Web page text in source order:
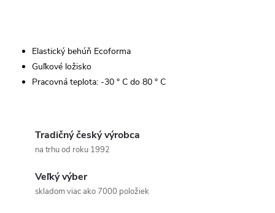
Elastický behúň Ecoforma
Guľkové ložisko
Pracovná teplota: -30 ° C do 80 ° C
Tradičný český výrobca
na trhu od roku 1992
Veľký výber
skladom viac ako 7000 položiek